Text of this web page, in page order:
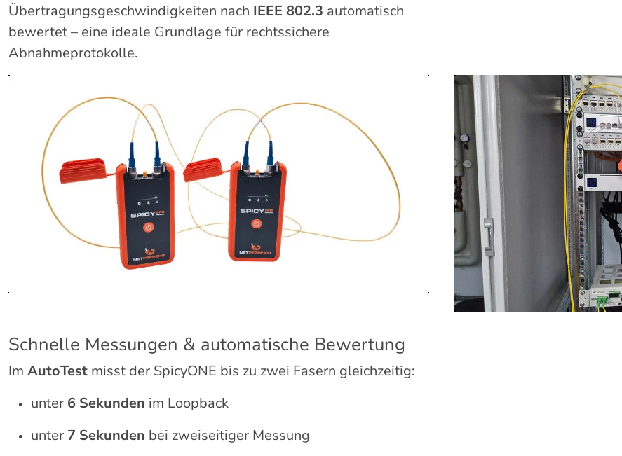
Übertragungsgeschwindigkeiten nach IEEE 802.3 automatisch
bewertet – eine ideale Grundlage für rechtssichere
Abnahmeprotokolle.
Schnelle Messungen & automatische Bewertung
Im AutoTest misst der SpicyONE bis zu zwei Fasern gleichzeitig:
unter 6 Sekunden im Loopback
unter 7 Sekunden bei zweiseitiger Messung